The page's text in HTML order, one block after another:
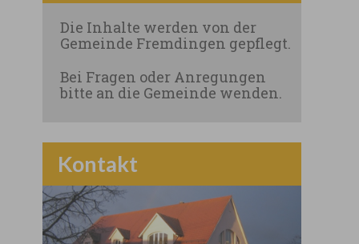
Die Inhalte werden von der
Gemeinde Fremdingen gepflegt.
Bei Fragen oder Anregungen
bitte an die Gemeinde wenden.
Kontakt